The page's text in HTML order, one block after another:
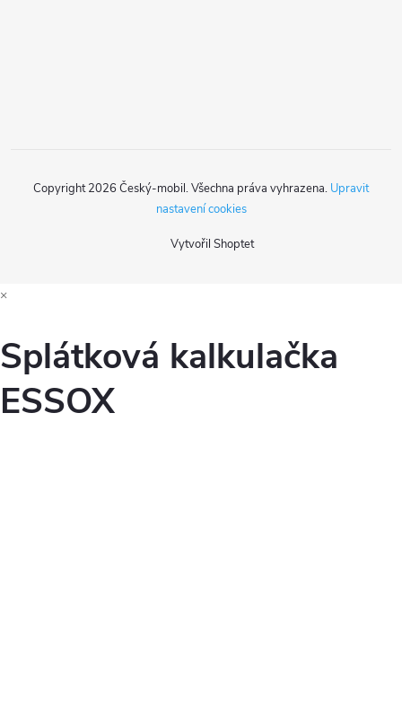
Vytvořil Shoptet
Copyright 2026 Český-mobil. Všechna práva vyhrazena. Upravit
nastavení cookies
×
Splátková kalkulačka
ESSOX